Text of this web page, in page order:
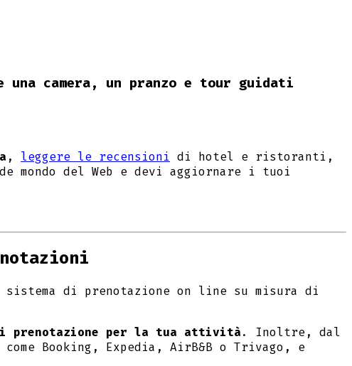
camera, un pranzo e tour guidati
, leggere le recensioni di hotel e ristoranti,
del Web e devi aggiornare i tuoi
di prenotazione on line su misura di
prenotazione per la tua attività. Inoltre, dal
come Booking, Expedia, AirB&B o Trivago, e